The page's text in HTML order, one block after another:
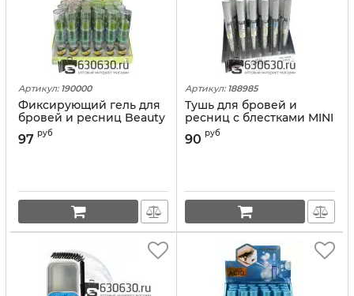
Артикул: 190000
Фиксирующий гель для
бровей и ресниц Beauty
model "Avocado Mascara
& Nutlrition GEL" 1шт.
97 руб
Артикул: 188985
Тушь для бровей и
ресниц с блестками MINI
TANGO "Twinkle Beauty"
1шт.
90 руб